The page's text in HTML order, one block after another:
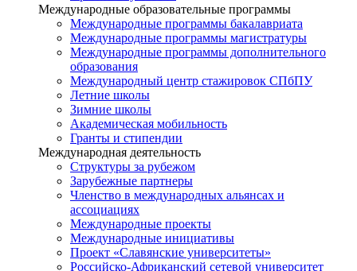
Международные образовательные программы
Международные программы бакалавриата
Международные программы магистратуры
Международные программы дополнительного
образования
Международный центр стажировок СПбПУ
Летние школы
Зимние школы
Академическая мобильность
Гранты и стипендии
Международная деятельность
Структуры за рубежом
Зарубежные партнеры
Членство в международных альянсах и
ассоциациях
Международные проекты
Международные инициативы
Проект «Славянские университеты»
Российско-Африканский сетевой университет